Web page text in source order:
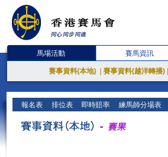
馬場活動 賽馬資訊
賽事資料(本地) 賽事資料(越洋轉播)
報名表 排位表 即時賠率 練馬師分場表